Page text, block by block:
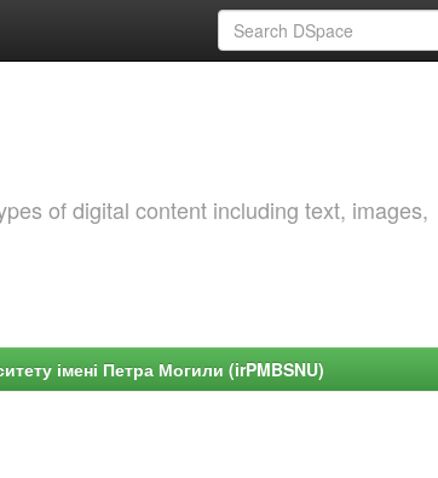
of digital content including text, images,
імені Петра Могили (irPMBSNU)